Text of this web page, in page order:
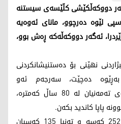
دووکەڵکێشی کڵێسەی سیستنە
لێوە دەرچوو، مانای ئەوەیە
ئەگەر دووکەڵەکە ڕەش بوو،
ئایاری 2025، هەڵبژاردنی نهێنی بۆ دەستنیشانکردنی
بەڕێوە دەچێت، سەرجەم ئەو
کاردیناڵانەکانی جیهان، ئەوانەی تەمەنیان لە 80 ساڵ کەمترە،
پاپا کاندید بکەن.